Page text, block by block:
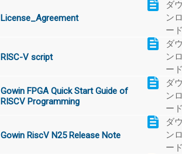
License_Agreement
ダ
ン
ー
RISC-V script
ダ
ン
ー
Gowin FPGA Quick Start Guide of
RISCV Programming
ダ
ン
ー
Gowin RiscV N25 Release Note
ダ
ン
ー